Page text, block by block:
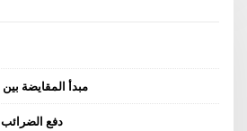
مبدأ المقايضة
دفع الضرائب